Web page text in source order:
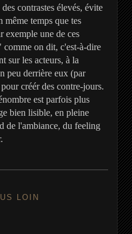
contrastes élevés, évite
même temps que tes
exemple une de ces
comme on dit, c'est-à-dire
sur les acteurs, à la
peu derrière eux (par
créér des contre-jours.
est parfois plus
bien lisible, en pleine
de l'ambiance, du feeling
LOIN